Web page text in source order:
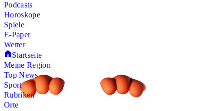
Podcasts
Horoskope
Spiele
E-Paper
Wetter
Startseite
Meine Region
Top News
Sport
Rubriken
Orte